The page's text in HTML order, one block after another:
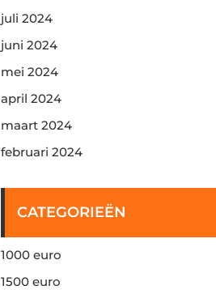
juli 2024
juni 2024
mei 2024
april 2024
maart 2024
februari 2024
CATEGORIEËN
1000 euro
1500 euro